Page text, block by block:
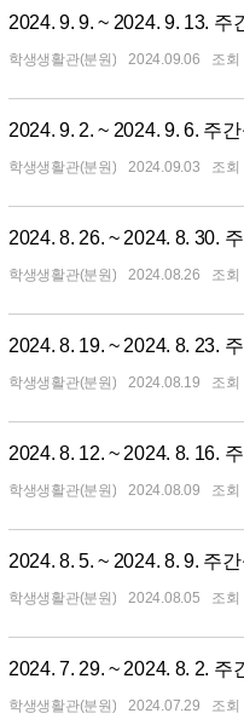
2024. 9. 9. ~ 2024. 9. 13. 주
학생생활관(분원) 2024.09.06
2024. 9. 2. ~ 2024. 9. 6. 주
학생생활관(분원) 2024.09.03
2024. 8. 26. ~ 2024. 8. 30.
학생생활관(분원) 2024.08.26
2024. 8. 19. ~ 2024. 8. 23.
학생생활관(분원) 2024.08.19
2024. 8. 12. ~ 2024. 8. 16.
학생생활관(분원) 2024.08.09
2024. 8. 5. ~ 2024. 8. 9. 주
학생생활관(분원) 2024.08.05
2024. 7. 29. ~ 2024. 8. 2. 주
학생생활관(분원) 2024.07.29